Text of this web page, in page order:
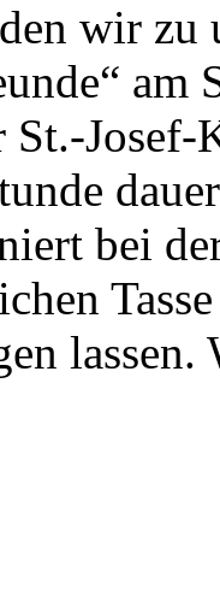
wir zu
am
Josef-
bei